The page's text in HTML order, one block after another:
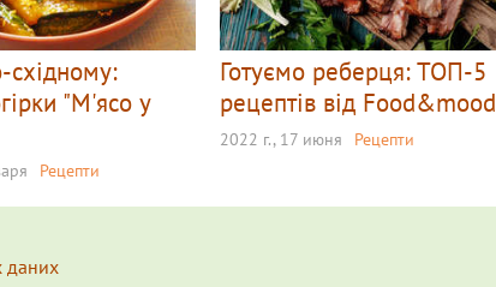
східному:
"М'ясо у
Рецепти
Готуємо реберця: ТОП-5
рецептів від Food&mood
2022 г., 17 июня Рецепти
даних